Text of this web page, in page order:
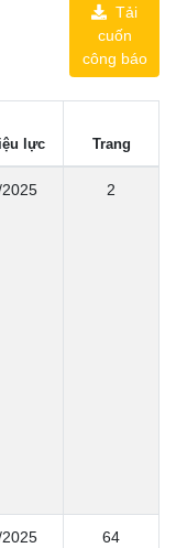
Tải
cuốn
công báo
lực Trang
2
64